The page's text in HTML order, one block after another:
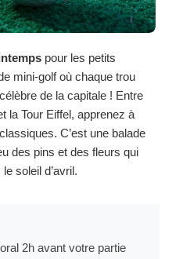
pour les petits
mini-golf où chaque trou
de la capitale ! Entre
la Tour Eiffel, apprenez à
C’est une balade
des pins et des fleurs qui
soleil d’avril.
2h avant votre partie